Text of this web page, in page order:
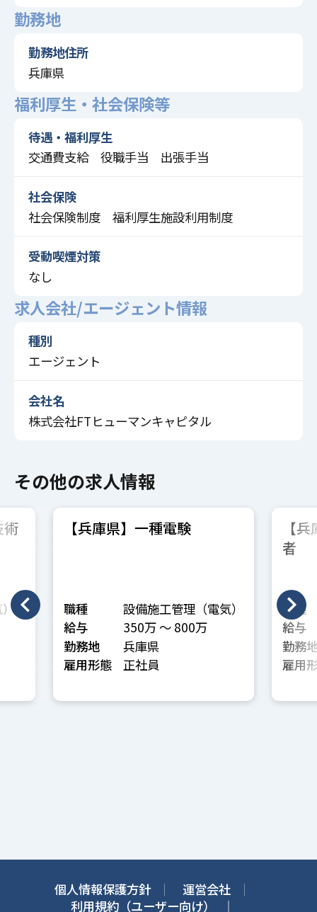
勤務地
勤務地住所
兵庫県
福利厚生・社会保険等
待遇・福利厚生
交通費支給 役職手当 出張手当
社会保険
社会保険制度 福利厚生施設利用制度
受動喫煙対策
なし
求人会社/エージェント情報
種別
エージェント
会社名
株式会社FTヒューマンキャピタル
その他の求人情報
術 【兵庫県】一種電験
職種
設備施工管理（電気）
給与
350万 〜 800万
勤務地
兵庫県
雇用形態
正社員
【
者
職種
給与
勤務
雇用
個人情報保護方針
運営会社
利用規約（ユーザー向け）